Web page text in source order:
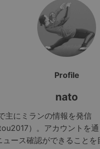
Profile
nato
主にミランの情報を発信
）。アカウントを
ュース確認ができることを